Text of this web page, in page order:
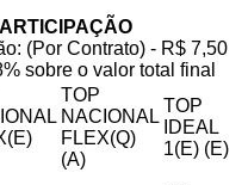
(Por Contrato) - R$ 7,50
sobre o valor total final
TOP
NACIONAL
FLEX(Q)
(A)
TOP
IDEAL
1(E) (E)